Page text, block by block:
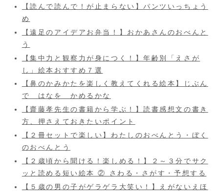
【読んで読んで！が止まらない】パンツいっちょう
め
【遠足のアイデアお弁当！】おかあさんのおべんと
う
【集中力と観察力が身につく！】年齢別「えさが
し」絵本おすすめ７選
【鼻のかみかたを楽しく教えてくれる絵本】じぶん
で はなを かめるかな
【齋藤孝先生の書籍から学ぶ！】読書感想文の書き
方、押さえておきたいポイント
【２冊セットで楽しい】わたしのおべんとう・ぼく
のおべんとう
【２歳頃から聞ける！楽しめる！】２～３分でサク
ッと読める短い絵本 ② さわる・さがす・予想する
【５歳の男の子がゲラゲラ大笑い！】えがないえほ